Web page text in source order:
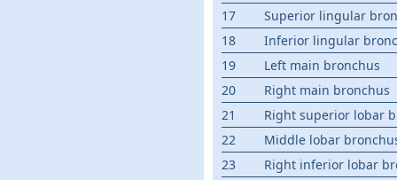
17
Superior lingular
18
Inferior lingular
19
Left main bronchus
20
Right main bronchus
21
Right superior lobar
22
Middle lobar
23
Right inferior lobar